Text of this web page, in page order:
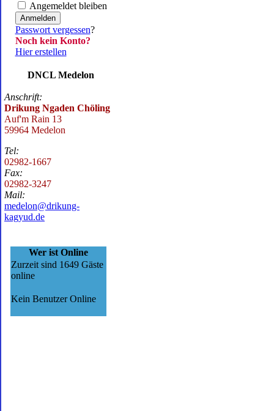
Angemeldet bleiben
Passwort vergessen?
Noch kein Konto?
Hier erstellen
DNCL Medelon
Anschrift:
Drikung Ngaden Chöling
Auf'm Rain 13
59964 Medelon
Tel:
02982-1667
Fax:
02982-3247
Mail:
medelon@drikung-
kagyud.de
Wer ist Online
Zurzeit sind 1649 Gäste
online
Kein Benutzer Online